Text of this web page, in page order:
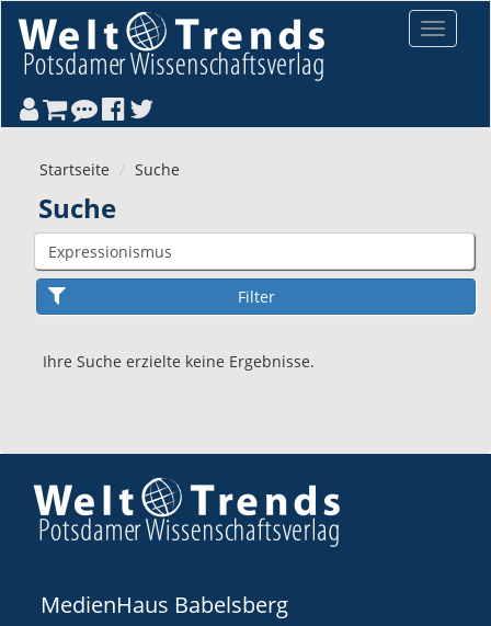
Toggle
Startseite Suche
Suche
Ihre Suche erzielte keine Ergebnisse.
MedienHaus Babelsberg